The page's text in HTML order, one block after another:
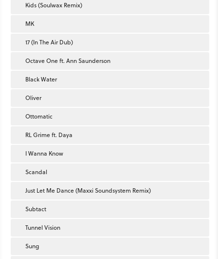
Kids (Soulwax Remix)
MK
17 (In The Air Dub)
Octave One ft. Ann Saunderson
Black Water
Oliver
Ottomatic
RL Grime ft. Daya
I Wanna Know
Scandal
Just Let Me Dance (Maxxi Soundsystem Remix)
Subtact
Tunnel Vision
Sung